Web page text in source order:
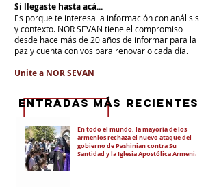
Si llegaste hasta acá...
Es porque te interesa la información con análisis
y contexto. NOR SEVAN tiene el compromiso
desde hace más de 20 años de informar para la
paz y cuenta con vos para renovarlo cada día.
Unite a NOR SEVAN
En todo el mundo, la mayoría de los
armenios rechaza el nuevo ataque del
gobierno de Pashinian contra Su
Santidad y la Iglesia Apostólica Armenia
eNTRADAS MÁS RECIENTES